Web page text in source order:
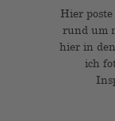
Hier
rund um
hier in
ich